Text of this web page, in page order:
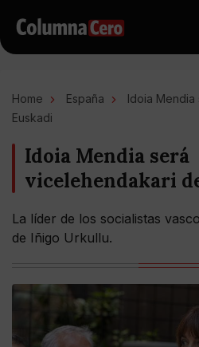
Home España
Idoia
Euskadi
Idoia Mendia será
vicelehendakari
La líder de los socialistas
de Iñigo Urkullu.